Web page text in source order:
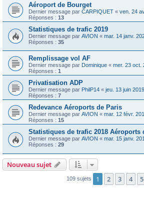
Aéroport de Bourget
Dernier message par CARPIQUET « ven. 24
Réponses : 13
Statistiques de trafic 2019
Dernier message par AVION « mar. 14 janv.
Réponses : 35
Remplissage vol AF
Dernier message par Dominique « mer. 23 oct.
Réponses : 1
Privatisation ADP
Dernier message par PhilP14 « jeu. 13 juin
Réponses : 7
Redevance Aéroports de Paris
Dernier message par AVION « mar. 12 févr.
Réponses : 15
Statistiques de trafic 2018 Aéroports
Dernier message par AVION « mar. 15 janv.
Réponses : 29
Nouveau sujet
109 sujets 1 2 3 4 5